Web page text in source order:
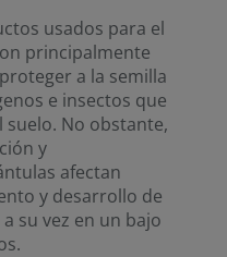
usados para el
principalmente
a la semilla
e insectos que
No obstante,
y
afectan
y desarrollo de
su vez en un bajo